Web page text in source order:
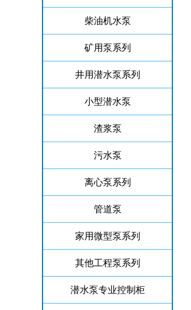
柴油机水泵
矿用泵系列
井用潜水泵系列
小型潜水泵
渣浆泵
污水泵
离心泵系列
管道泵
家用微型泵系列
其他工程泵系列
潜水泵专业控制柜